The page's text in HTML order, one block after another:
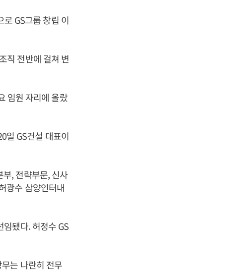
GS그룹 창립 이
직 전반에 걸쳐 변
임원 자리에 올랐
일 GS건설 대표이
, 전략부문, 신사
광수 삼양인터내
됐다. 허정수 GS
는 나란히 전무